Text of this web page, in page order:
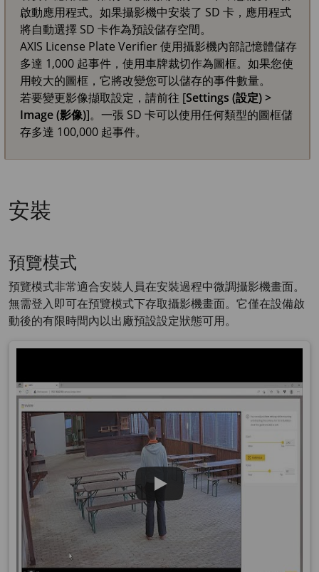
啟動應用程式。如果攝影機中安裝了 SD 卡，應用程式
將自動選擇 SD 卡作為預設儲存空間。
AXIS License Plate Verifier 使用攝影機內部記憶體儲存
多達 1,000 起事件，使用車牌裁切作為圖框。如果您使
用較大的圖框，它將改變您可以儲存的事件數量。
若要變更影像擷取設定，請前往 [Settings (設定) >
Image (影像)]。一張 SD 卡可以使用任何類型的圖框儲
存多達 100,000 起事件。
安裝
預覽模式
預覽模式非常適合安裝人員在安裝過程中微調攝影機畫面。
無需登入即可在預覽模式下存取攝影機畫面。它僅在設備啟
動後的有限時間內以出廠預設設定狀態可用。